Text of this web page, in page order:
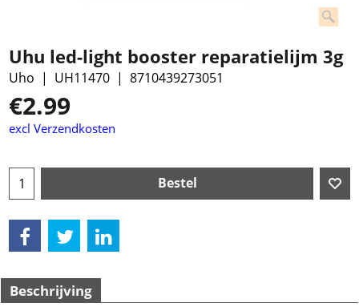
Uhu led-light booster reparatielijm 3g
Uho UH11470 8710439273051
€2.99
excl Verzendkosten
Bestel
Beschrijving